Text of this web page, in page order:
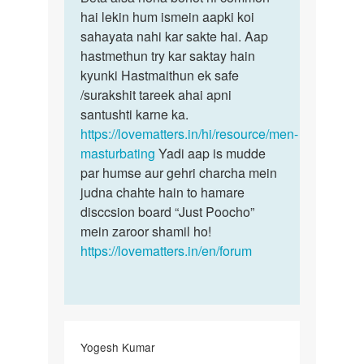
mujhe
hr
hmesa
sex
krne
ka…
by
mohit
kumar
aisa
hona
bohot
hi…
hai lekin hum ismein aapki koi
sahayata nahi kar sakte hai. Aap
hastmethun try kar saktay hain
kyunki Hastmaithun ek safe
/surakshit tareek ahai apni
santushti karne ka.
https://lovematters.in/hi/resource/men-
masturbating Yadi aap is mudde
par humse aur gehri charcha mein
judna chahte hain to hamare
disccsion board “Just Poocho”
mein zaroor shamil ho!
https://lovematters.in/en/forum
Yogesh Kumar